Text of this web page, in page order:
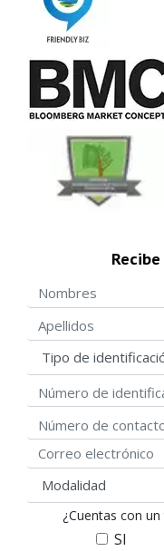
Nombres
Apellidos
Tipo de
Número de
Número de contacto
Correo electrónico
modalidad
¿Cuentas con
SI